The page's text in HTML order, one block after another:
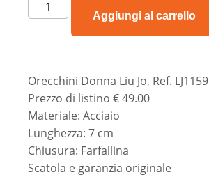
Aggiungi al carrello
Orecchini Donna Liu Jo, Ref. LJ1159
Prezzo di listino € 49.00
Materiale: Acciaio
Lunghezza: 7 cm
Chiusura: Farfallina
Scatola e garanzia originale